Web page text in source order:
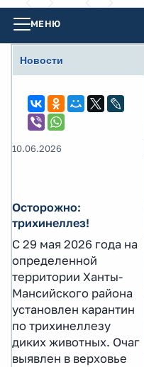
МЕНЮ
Новости
10.06.2026
Осторожно:
трихинеллез!
С 29 мая 2026 года на
определенной
территории Ханты-
Мансийского района
установлен карантин
по трихинеллезу
диких животных. Очаг
выявлен в верховье